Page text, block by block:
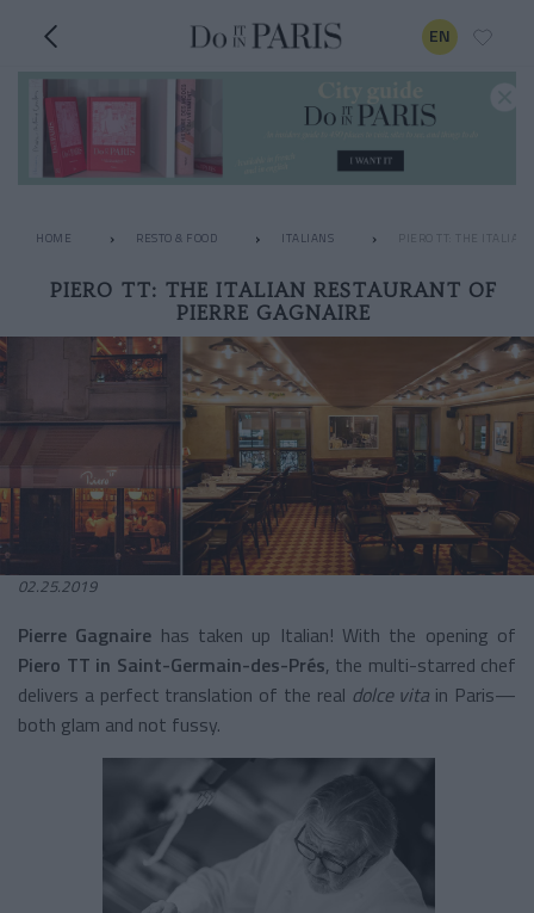
EN
HOME RESTO & FOOD ITALIANS PIERO TT: THE
PIERO TT: THE ITALIAN RESTAURANT OF
PIERRE GAGNAIRE
02.25.2019
Pierre Gagnaire has taken up Italian! With the opening of
Piero TT in Saint-Germain-des-Prés, the multi-starred chef
delivers a perfect translation of the real dolce vita in Paris—
both glam and not fussy.